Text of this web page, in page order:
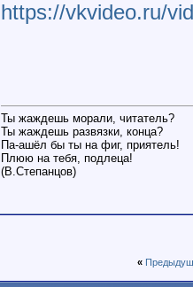
https://vkvideo.ru/
Ты жаждешь морали, читатель?
Ты жаждешь развязки, конца?
Па-ашёл бы ты на фиг, приятель!
Плюю на тебя, подлеца!
(В.Степанцов)
«